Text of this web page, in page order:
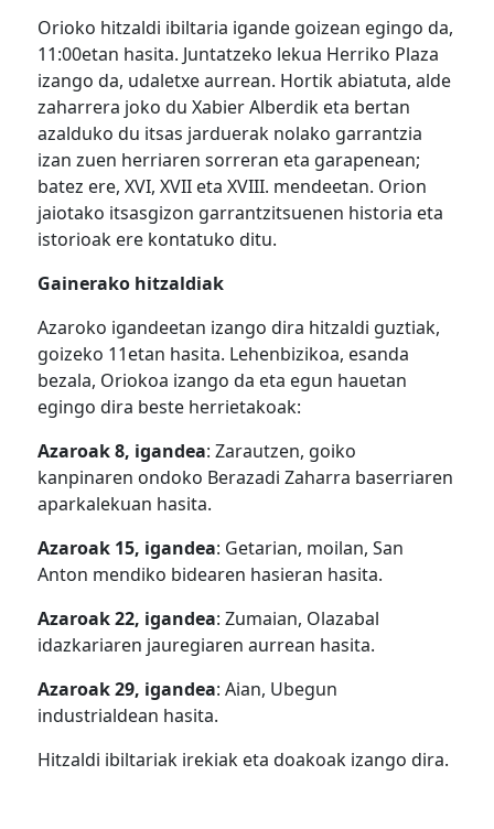
Orioko hitzaldi ibiltaria igande goizean egingo da,
11:00etan hasita. Juntatzeko lekua Herriko Plaza
izango da, udaletxe aurrean. Hortik abiatuta, alde
zaharrera joko du Xabier Alberdik eta bertan
azalduko du itsas jarduerak nolako garrantzia
izan zuen herriaren sorreran eta garapenean;
batez ere, XVI, XVII eta XVIII. mendeetan. Orion
jaiotako itsasgizon garrantzitsuenen historia eta
istorioak ere kontatuko ditu.
Gainerako hitzaldiak
Azaroko igandeetan izango dira hitzaldi guztiak,
goizeko 11etan hasita. Lehenbizikoa, esanda
bezala, Oriokoa izango da eta egun hauetan
egingo dira beste herrietakoak:
Azaroak 8, igandea: Zarautzen, goiko
kanpinaren ondoko Berazadi Zaharra baserriaren
aparkalekuan hasita.
Azaroak 15, igandea: Getarian, moilan, San
Anton mendiko bidearen hasieran hasita.
Azaroak 22, igandea: Zumaian, Olazabal
idazkariaren jauregiaren aurrean hasita.
Azaroak 29, igandea: Aian, Ubegun
industrialdean hasita.
Hitzaldi ibiltariak irekiak eta doakoak izango dira.